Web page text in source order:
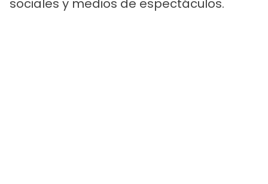
sociales y medios de espectáculos.